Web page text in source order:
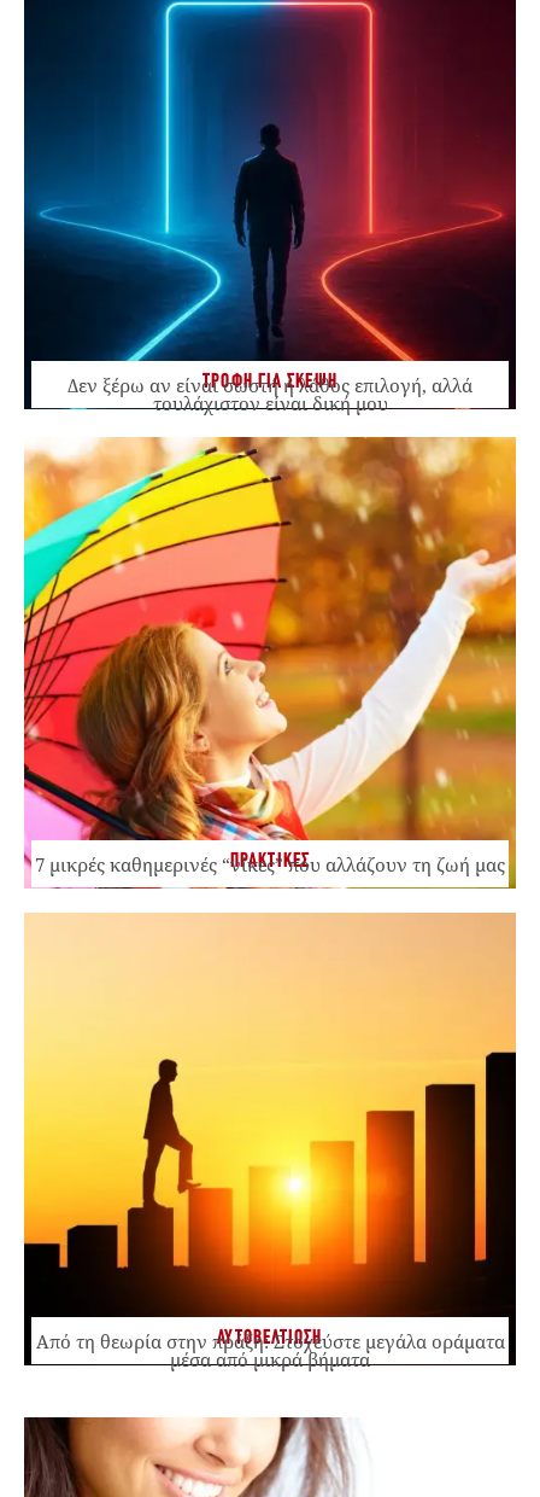
ΤΡΟΦΗ ΓΙΑ ΣΚΕΨΗ
Δεν ξέρω αν είναι σωστή ή λάθος επιλογή, αλλά
τουλάχιστον είναι δική μου
ΠΡΑΚΤΙΚΕΣ
7 μικρές καθημερινές “νίκες” που αλλάζουν τη ζωή μας
ΑΥΤΟΒΕΛΤΙΩΣΗ
Από τη θεωρία στην πράξη: Στοχεύστε μεγάλα οράματα
μέσα από μικρά βήματα